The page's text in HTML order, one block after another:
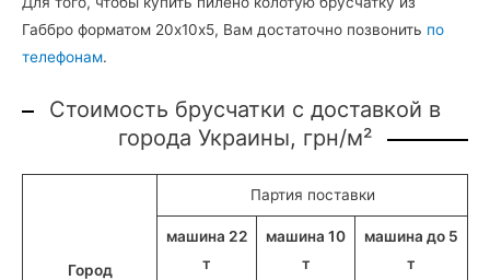
Габбро форматом 20х10х5, Вам достаточно позвонить по
телефонам.
Стоимость брусчатки с доставкой в
города Украины, грн/м²
Город
Партия поставки
машина 22
т
машина 10
т
машина до 5
т